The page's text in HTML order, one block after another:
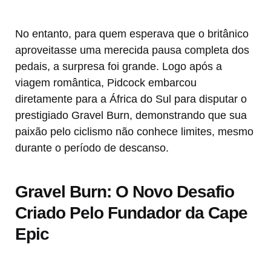
No entanto, para quem esperava que o britânico
aproveitasse uma merecida pausa completa dos
pedais, a surpresa foi grande. Logo após a
viagem romântica, Pidcock embarcou
diretamente para a África do Sul para disputar o
prestigiado Gravel Burn, demonstrando que sua
paixão pelo ciclismo não conhece limites, mesmo
durante o período de descanso.
Gravel Burn: O Novo Desafio
Criado Pelo Fundador da Cape
Epic